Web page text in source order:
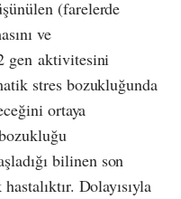
(farelerde
ve
gen aktivitesini
stres bozukluğunda
ortaya
bilinen son
Dolayısıyla